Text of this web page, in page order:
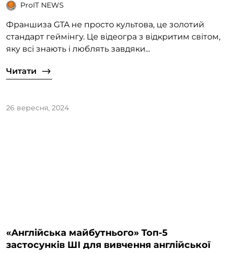
ProIT NEWS
Франшиза GTA не просто культова, це золотий
стандарт геймінгу. Це відеогра з відкритим світом,
яку всі знають і люблять завдяки...
Читати
26 вересня, 2024
«Англійська майбутнього» Топ-5
застосунків ШІ для вивчення англійської